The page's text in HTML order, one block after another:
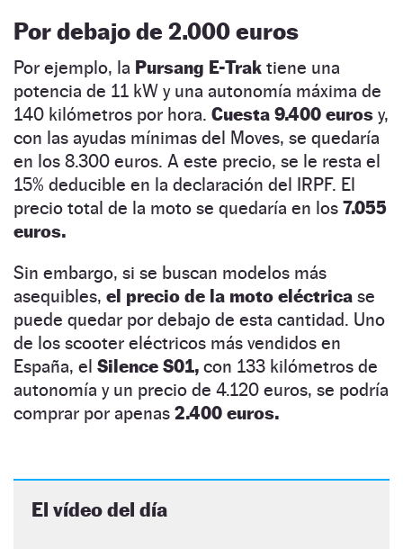
Por debajo de 2.000 euros
Por ejemplo, la Pursang E-Trak tiene una
potencia de 11 kW y una autonomía máxima de
140 kilómetros por hora. Cuesta 9.400 euros y,
con las ayudas mínimas del Moves, se quedaría
en los 8.300 euros. A este precio, se le resta el
15% deducible en la declaración del IRPF. El
precio total de la moto se quedaría en los 7.055
euros.
Sin embargo, si se buscan modelos más
asequibles, el precio de la moto eléctrica se
puede quedar por debajo de esta cantidad. Uno
de los scooter eléctricos más vendidos en
España, el Silence S01, con 133 kilómetros de
autonomía y un precio de 4.120 euros, se podría
comprar por apenas 2.400 euros.
El vídeo del día